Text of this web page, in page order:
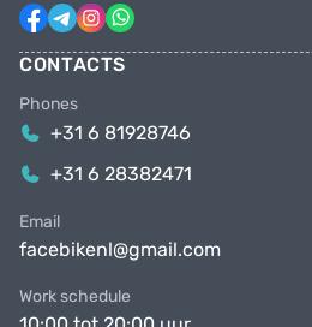
CONTACTS
Phones
+31 6 81928746
+31 6 28382471
Email
facebikenl@gmail.com
Work schedule